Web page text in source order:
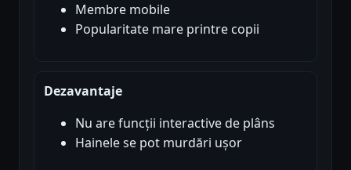
Membre mobile
Popularitate mare printre copii
Dezavantaje
Nu are funcții interactive de plâns
Hainele se pot murdări ușor